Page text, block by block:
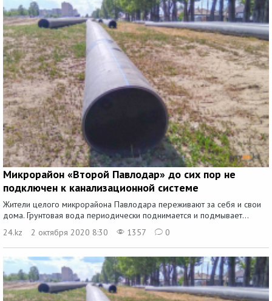
Микрорайон «Второй Павлодар» до сих пор не
подключен к канализационной системе
Жители целого микрорайона Павлодара переживают за себя и свои
дома. Грунтовая вода периодически поднимается и подмывает...
24.kz
2 октября 2020 8:30 1357 0